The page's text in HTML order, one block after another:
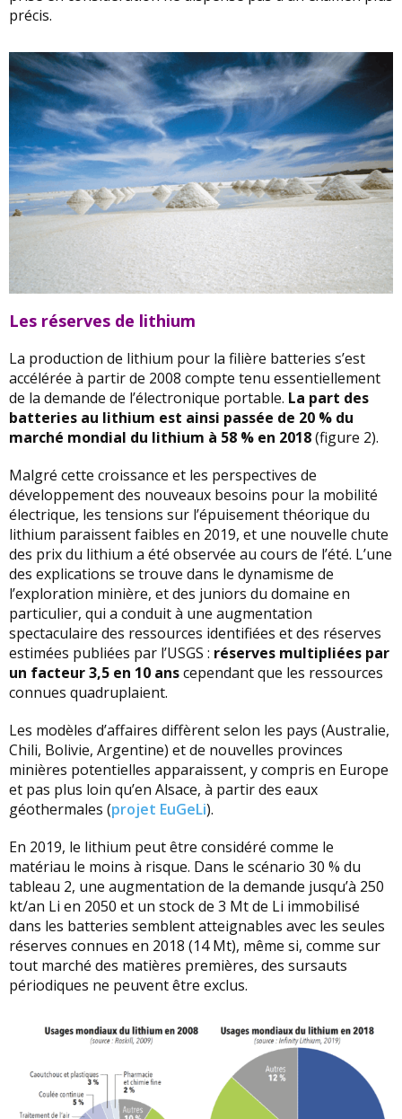
précis.
Les réserves de lithium
La production de lithium pour la filière batteries s’est
accélérée à partir de 2008 compte tenu essentiellement
de la demande de l’électronique portable. La part des
batteries au lithium est ainsi passée de 20 % du
marché mondial du lithium à 58 % en 2018(figure 2).
Malgré cette croissance et les perspectives de
développement des nouveaux besoins pour la mobilité
électrique, les tensions sur l’épuisement théorique du
lithium paraissent faibles en 2019, et une nouvelle chute
des prix du lithium a été observée au cours de l’été. L’une
des explications se trouve dans le dynamisme de
l’exploration minière, et des juniors du domaine en
particulier, qui a conduit à une augmentation
spectaculaire des ressources identifiées et des réserves
estimées publiées par l’USGS : réserves multipliées par
un facteur 3,5 en 10 anscependant que les ressources
connues quadruplaient.
Les modèles d’affaires diffèrent selon les pays (Australie,
Chili, Bolivie, Argentine) et de nouvelles provinces
minières potentielles apparaissent, y compris en Europe
et pas plus loin qu’en Alsace, à partir des eaux
géothermales (projet EuGeLi).
En 2019, le lithium peut être considéré comme le
matériau le moins à risque. Dans le scénario 30 % du
tableau 2, une augmentation de la demande jusqu’à 250
kt/an Li en 2050 et un stock de 3 Mt de Li immobilisé
dans les batteries semblent atteignables avec les seules
réserves connues en 2018 (14 Mt), même si, comme sur
tout marché des matières premières, des sursauts
périodiques ne peuvent être exclus.